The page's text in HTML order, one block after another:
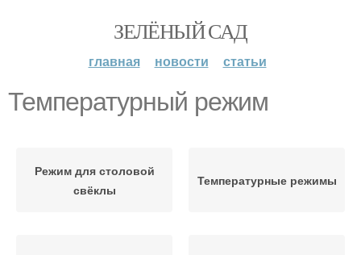
ЗЕЛЁНЫЙ САД
главная новости статьи
Температурный режим
Режим для столовой
свёклы
Температурные режимы